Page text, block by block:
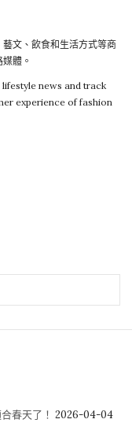
藝文、飲食和生活方式等商
體。
news and track
experience of fashion
春天了！ 2026-04-04